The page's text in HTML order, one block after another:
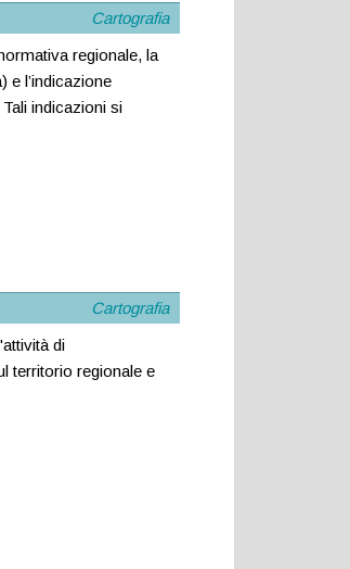
Cartografia
regionale, la
e l’indicazione
indicazioni si
Cartografia
di
territorio regionale e